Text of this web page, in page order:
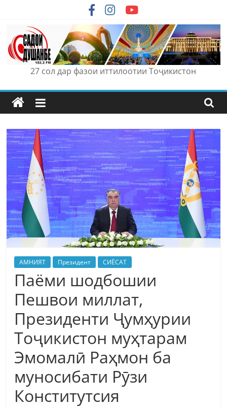
content
27 сол дар фазои иттилоотии Тоҷикистон
АМНИЯТ Президент СИЁСАТ
Паёми шодбошии
Пешвои миллат,
Президенти Ҷумҳурии
Тоҷикистон муҳтарам
Эмомалӣ Раҳмон ба
муносибати Рӯзи
Конститутсия